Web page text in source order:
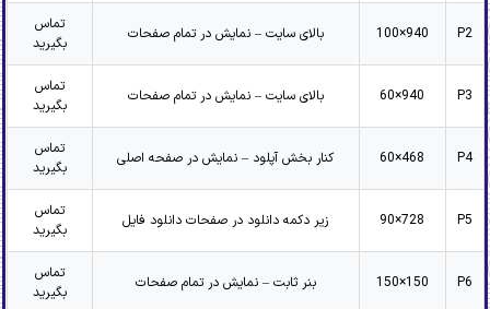
P2
940×100 بالای سایت – نمایش در تمام صفحات
تماس
بگیرید
P3
940×60 بالای سایت – نمایش در تمام صفحات
تماس
بگیرید
P4
468×60 کنار بخش آپلود – نمایش در صفحه اصلی
تماس
بگیرید
P5
728×90 زیر دکمه دانلود در صفحات دانلود فایل
تماس
بگیرید
P6
150×150 بنر ثابت – نمایش در تمام صفحات
تماس
بگیرید